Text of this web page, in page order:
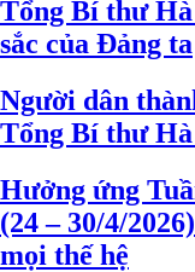
Tổng Bí thư
sắc của Đảng ta
Người dân
Tổng Bí thư
Hưởng ứng
(24 – 30/4/
mọi thế hệ